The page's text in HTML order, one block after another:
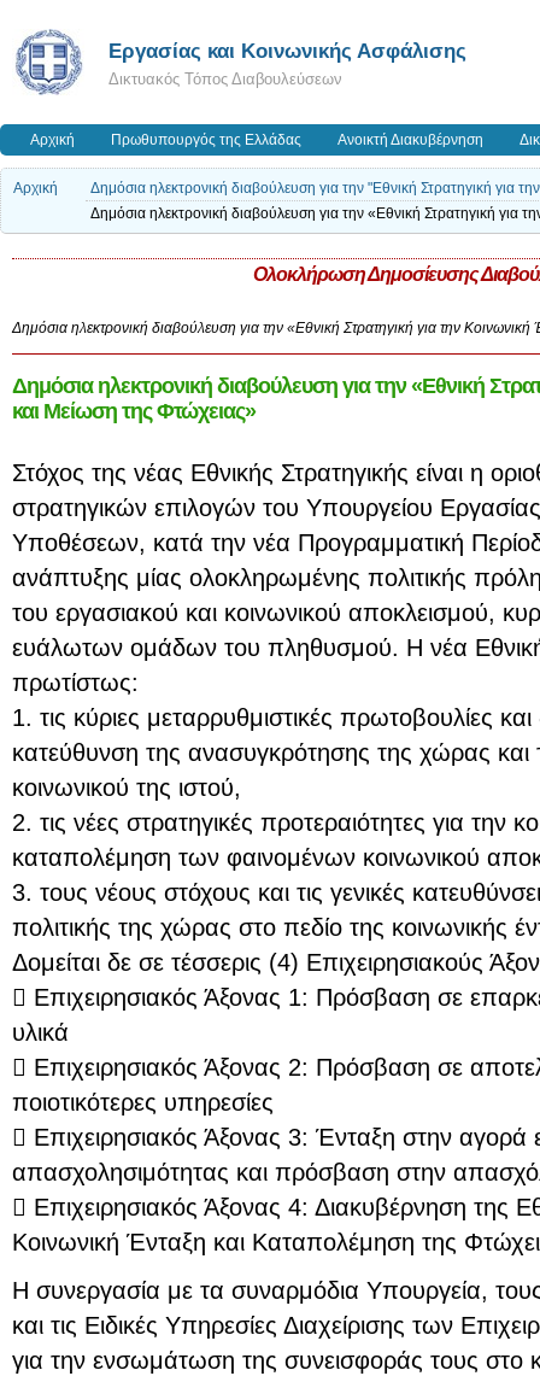
Εργασίας και Κοινωνικής Ασφάλισης
Δικτυακός Τόπος Διαβουλεύσεων
Αρχική Πρωθυπουργός της Ελλάδας Ανοικτή Διακυβέρνηση
Αρχική
Δημόσια ηλεκτρονική διαβούλευση για την "Εθνική Στρατηγική για
Δημόσια ηλεκτρονική διαβούλευση για την «Εθνική Στρατηγική για
Ολοκλήρωση Δημοσίευσης
Δημόσια ηλεκτρονική διαβούλευση για την «Εθνική Στρατηγική για την
Δημόσια ηλεκτρονική διαβούλευση για την «Εθνική
και Μείωση της Φτώχειας»
Στόχος της νέας Εθνικής Στρατηγικής είναι η
στρατηγικών επιλογών του Υπουργείου
Υποθέσεων, κατά την νέα Προγραμματική
ανάπτυξης μίας ολοκληρωμένης πολιτικής
του εργασιακού και κοινωνικού αποκλεισμού,
ευάλωτων ομάδων του πληθυσμού. Η νέα Εθνική
πρωτίστως:
1. τις κύριες μεταρρυθμιστικές πρωτοβουλίες
κατεύθυνση της ανασυγκρότησης της χώρας και
κοινωνικού της ιστού,
2. τις νέες στρατηγικές προτεραιότητες για την
καταπολέμηση των φαινομένων κοινωνικού
3. τους νέους στόχους και τις γενικές
πολιτικής της χώρας στο πεδίο της κοινωνικής
Δομείται δε σε τέσσερις (4) Επιχειρησιακούς
 Επιχειρησιακός Άξονας 1: Πρόσβαση σε
υλικά
 Επιχειρησιακός Άξονας 2: Πρόσβαση σε
ποιοτικότερες υπηρεσίες
 Επιχειρησιακός Άξονας 3: Ένταξη στην αγορά
απασχολησιμότητας και πρόσβαση στην
 Επιχειρησιακός Άξονας 4: Διακυβέρνηση της
Κοινωνική Ένταξη και Καταπολέμηση της
Η συνεργασία με τα συναρμόδια Υπουργεία,
και τις Ειδικές Υπηρεσίες Διαχείρισης των
για την ενσωμάτωση της συνεισφοράς τους στο